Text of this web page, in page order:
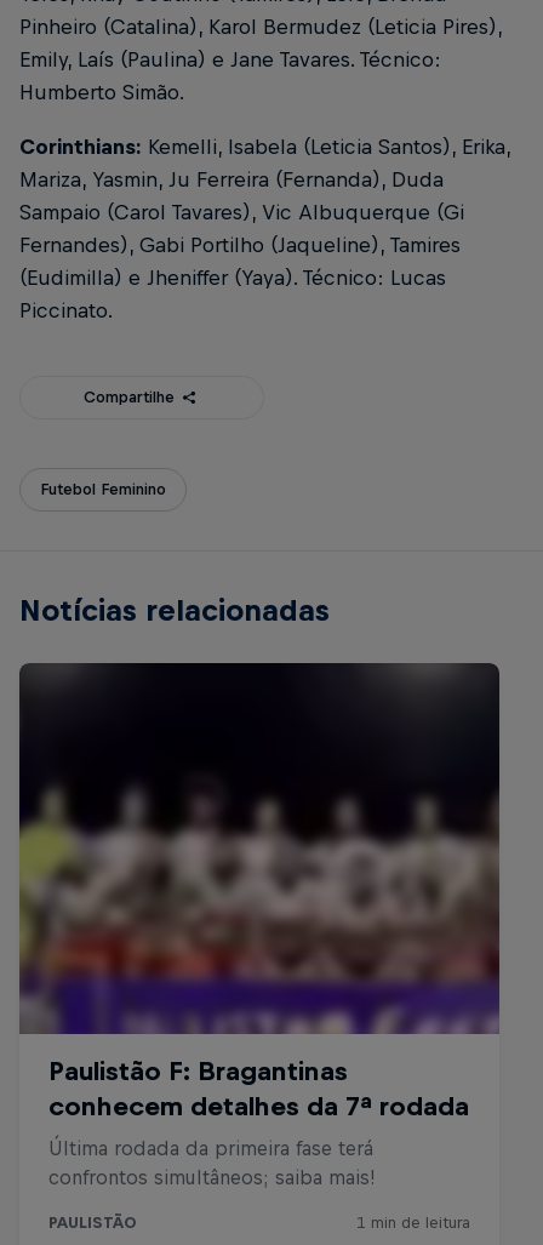
Pinheiro (Catalina), Karol Bermudez (Leticia Pires),
Emily, Laís (Paulina) e Jane Tavares. Técnico:
Humberto Simão.
Corinthians: Kemelli, Isabela (Leticia Santos), Erika,
Mariza, Yasmin, Ju Ferreira (Fernanda), Duda
Sampaio (Carol Tavares), Vic Albuquerque (Gi
Fernandes), Gabi Portilho (Jaqueline), Tamires
(Eudimilla) e Jheniffer (Yaya). Técnico: Lucas
Piccinato.
Compartilhe
Futebol Feminino
Notícias relacionadas